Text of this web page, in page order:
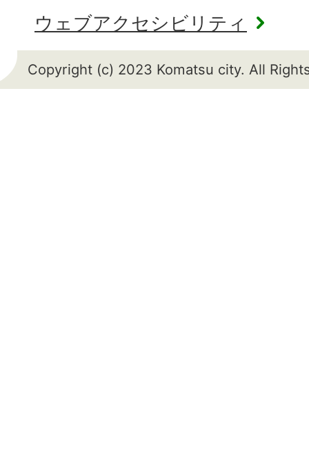
ウェブアクセシビリティ
Copyright (c) 2023 Komatsu city. All